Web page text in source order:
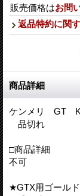
販売価格はお問
返品特約に関
商品詳細
ケンメリ GT
品切れ
□商品詳細
不可
★GTX用ゴール